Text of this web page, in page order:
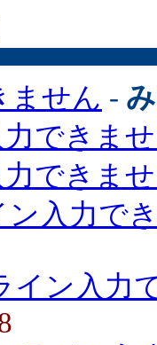
ません -
できま
できま
ン入力で
イン入力